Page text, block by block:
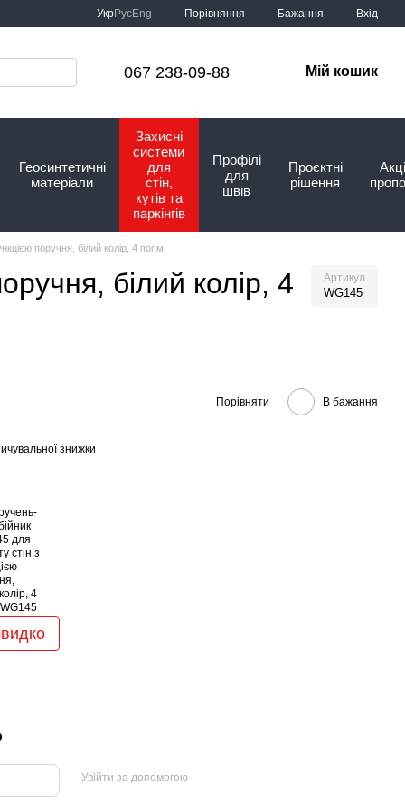
УкрРусEng Порівняння Бажання Вхід
067 238-09-88 Мій кошик
Геосинтетичні
матеріали
Захисні
системи
для
стін,
кутів та
паркінгів
Профілі
для
швів
Проєктні
рішення
поручня, білий колір, 4 пог.м.
білий колір, 4 Артикул
WG145
Порівняти В бажання
знижки
Увійти за допомогою